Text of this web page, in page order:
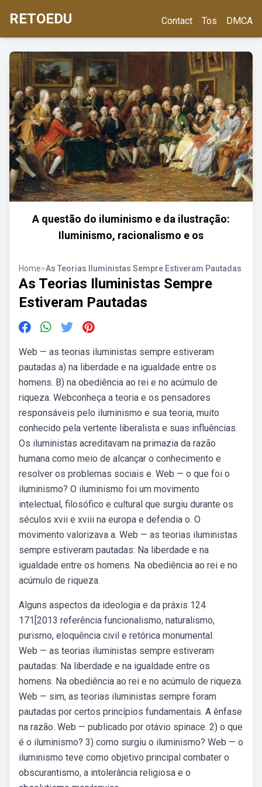
RETOEDU Contact Tos DMCA
A questão do iluminismo e da ilustração:
Iluminismo, racionalismo e os
Home>As Teorias Iluministas Sempre Estiveram Pautadas
As Teorias Iluministas Sempre
Estiveram Pautadas
Web — as teorias iluministas sempre estiveram
pautadas a) na liberdade e na igualdade entre os
homens. B) na obediência ao rei e no acúmulo de
riqueza. Webconheça a teoria e os pensadores
responsáveis pelo iluminismo e sua teoria, muito
conhecido pela vertente liberalista e suas influências.
Os iluministas acreditavam na primazia da razão
humana como meio de alcançar o conhecimento e
resolver os problemas sociais e. Web — o que foi o
iluminismo? O iluminismo foi um movimento
intelectual, filosófico e cultural que surgiu durante os
séculos xvii e xviii na europa e defendia o. O
movimento valorizava a. Web — as teorias iluministas
sempre estiveram pautadas: Na liberdade e na
igualdade entre os homens. Na obediência ao rei e no
acúmulo de riqueza.
Alguns aspectos da ideologia e da práxis 124
171[2013 referência funcionalismo, naturalismo,
purismo, eloquência civil e retórica monumental.
Web — as teorias iluministas sempre estiveram
pautadas: Na liberdade e na igualdade entre os
homens. Na obediência ao rei e no acúmulo de riqueza.
Web — sim, as teorias iluministas sempre foram
pautadas por certos princípios fundamentais. A ênfase
na razão. Web — publicado por otávio spinace. 2) o que
é o iluminismo? 3) como surgiu o iluminismo? Web — o
iluminismo teve como objetivo principal combater o
obscurantismo, a intolerância religiosa e o